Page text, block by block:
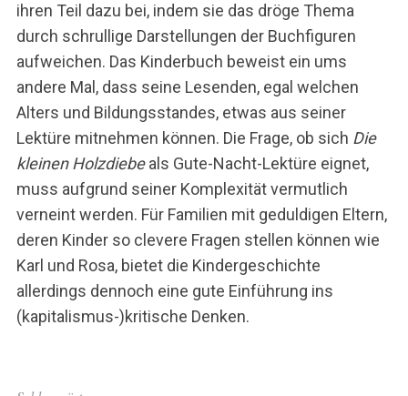
ihren Teil dazu bei, indem sie das dröge Thema
durch schrullige Darstellungen der Buchfiguren
aufweichen. Das Kinderbuch beweist ein ums
andere Mal, dass seine Lesenden, egal welchen
Alters und Bildungsstandes, etwas aus seiner
Lektüre mitnehmen können. Die Frage, ob sich Die
kleinen Holzdiebeals Gute-Nacht-Lektüre eignet,
muss aufgrund seiner Komplexität vermutlich
verneint werden. Für Familien mit geduldigen Eltern,
deren Kinder so clevere Fragen stellen können wie
Karl und Rosa, bietet die Kindergeschichte
allerdings dennoch eine gute Einführung ins
(kapitalismus-)kritische Denken.